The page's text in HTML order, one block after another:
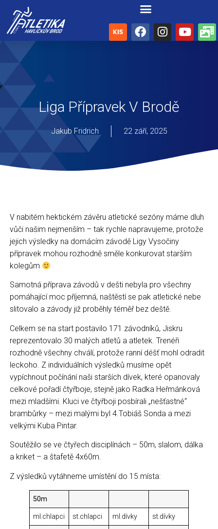
Liga Přípravek V Brodě
Jakub Fridrich 22 září, 2025
V nabitém hektickém závěru atletické sezóny máme dluh
vůči našim nejmenším – tak rychle napravujeme, protože
jejich výsledky na domácím závodě Ligy Vysočiny
přípravek mohou rozhodně směle konkurovat starším
kolegům
Samotná příprava závodů v dešti nebyla pro všechny
pomáhající moc příjemná, naštěstí se pak atletické nebe
slitovalo a závody již proběhly téměř bez deště.
Celkem se na start postavilo 171 závodníků, Jiskru
reprezentovalo 30 malých atletů a atletek. Trenéři
rozhodně všechny chválí, protože ranní déšť mohl odradit
leckoho. Z individuálních výsledků musíme opět
vypíchnout počínání naši starších dívek, které opanovaly
celkové pořadí čtyřboje, stejně jako Radka Heřmánková
mezi mladšími. Kluci ve čtyřboji posbírali „nešťastné“
brambůrky – mezi malými byl 4.Tobiáš Sonda a mezi
velkými Kuba Pintar.
Soutěžilo se ve čtyřech disciplínách – 50m, slalom, dálka
a kriket – a štafetě 4x60m.
Z výsledků vytáhneme umístění do 15.místa:
50m
ml.chlapci st.chlapci ml.dívky st.dívky